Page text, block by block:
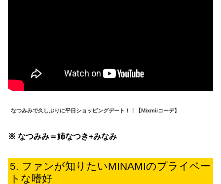
なつみみで久しぶりに平日ショッピングデート！！【Mixmiiコーデ】
※ なつみみ＝姉なつき+みなみ
ファンが知りたいMINAMIのプライベー
トな嗜好